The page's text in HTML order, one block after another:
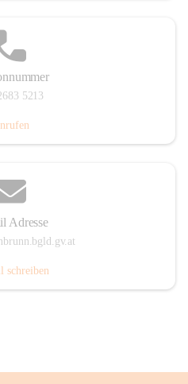
5213
Adresse
schreiben